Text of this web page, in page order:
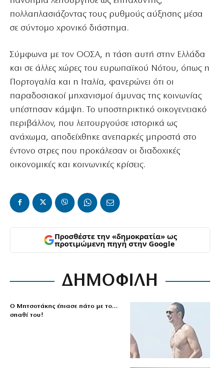
πολλαπλασιάζοντας τους ρυθμούς αύξησης μέσα
σε σύντομο χρονικό διάστημα.
Σύμφωνα με τον ΟΟΣΑ, η τάση αυτή στην Ελλάδα
και σε άλλες χώρες του ευρωπαϊκού Νότου, όπως η
Πορτογαλία και η Ιταλία, φανερώνει ότι οι
παραδοσιακοί μηχανισμοί άμυνας της κοινωνίας
υπέστησαν κάμψη. Το υποστηρικτικό οικογενειακό
περιβάλλον, που λειτουργούσε ιστορικά ως
ανάχωμα, αποδείχθηκε ανεπαρκές μπροστά στο
έντονο στρες που προκάλεσαν οι διαδοχικές
οικονομικές και κοινωνικές κρίσεις.
Προσθέστε την «δημοκρατία» ως
προτιμώμενη πηγή στην Google
ΔΗΜΟΦΙΛΗ
Ο Μητσοτάκης έπιασε πάτο με το…
σπαθί του!